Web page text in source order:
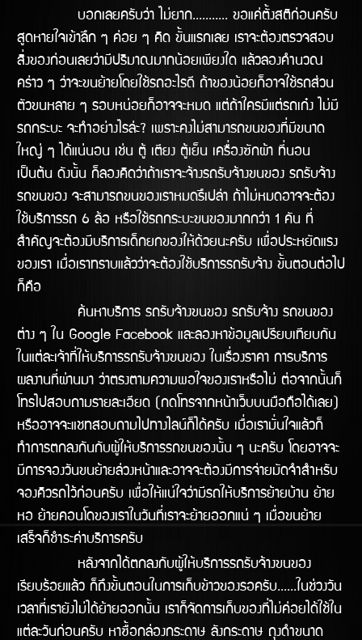
บอกเลยครับว่า ไม่ยาก........... ขอแค่ตั้งสติก่อนครับ
สูดหายใจเข้าลึก ๆ ค่อย ๆ คิด ขั้นแรกเลย เราจะต้องตรวจสอบ
สิ่งของก่อนเลยว่ามีปริมาณมากน้อยเพียงใด แล้วลองคำนวณ
คร่าว ๆ ว่าจะขนย้ายโดยใช้รถอะไรดี ถ้าของน้อยก็อาจใช้รถส่วน
ตัวขนหลาย ๆ รอบหน่อยก็อาจจะหมด แต่ถ้าใครมีแต่รถเก๋ง ไม่มี
รถกระบะ จะทำอย่างไรล่ะ? เพราะคงไม่สามารถขนของที่มีขนาด
ใหญ่ ๆ ได้แน่นอน เช่น ตู้ เตียง ตู้เย็น เครื่องซักผ้า ที่นอน
เป็นต้น ดังนั้น ก็ลองคิดว่าถ้าเราจะจ้างรถรับจ้างขนของ รถรับจ้าง
รถขนของ จะสามารถขนของเราหมดรึเปล่า ถ้าไม่หมดอาจจะต้อง
ใช้บริการรถ 6 ล้อ หรือใช้รถกระบะขนของมากกว่า 1 คัน ที่
สำคัญจะต้องมีบริการเด็กยกของให้ด้วยนะครับ เพื่อประหยัดแรง
ของเรา เมื่อเราทราบแล้วว่าจะต้องใช้บริการรถรับจ้าง ขั้นตอนต่อไป
ก็คือ
ค้นหาบริการ รถรับจ้างขนของ รถรับจ้าง รถขนของ
ต่าง ๆ ใน Google Facebook และลองหาข้อมูลเปรียบเทียบกัน
ในแต่ละเจ้าที่ให้บริการรถรับจ้างขนของ ในเรื่องราคา การบริการ
ผลงานทีี่ผ่านมา ว่าตรงตามความพอใจของเราหรือไม่ ต่อจากนั้นก็
โทรไปสอบถามรายละเอียด (กดโทรจากหน้าเว็บบนมือถือได้เลย)
หรืออาจจะแชทสอบถามไปทางไลน์ก็ได้ครับ เมื่อเรามั่นใจแล้วก็
ทำการตกลงกันกับผู้ให้บริการรถขนของนั้น ๆ นะครับ โดยอาจจะ
มีการจองวันขนย้ายล่วงหน้าและอาจจะต้องมีการจ่ายมัดจำสำหรับ
จองคิวรถไว้ก่อนครับ เพื่อให้แน่ใจว่ามีรถให้บริิการย้ายบ้าน ย้าย
หอ ย้ายคอนโดของเราในวันทีี่เราจะย้ายออกแน่ ๆ เมื่อขนย้าย
เสร็จก็ชำระค่าบริการครับ
หลังจากได้ตกลงกับผู้ให้บริการรถรับจ้างขนของ
เรียบร้อยแล้ว ก็ถึงขั้นตอนในการเก็บข้าวของรอครับ......ในช่วงวัน
เวลาที่เรายังไม่ได้ย้ายออกนั้น เราก็จัดการเก็บของที่ไม่ค่อยได้ใช้ใน
แต่ละวันก่อนครับ หาซื้อกล่องกระดาษ ลังกระดาษ ถุงดำขนาด